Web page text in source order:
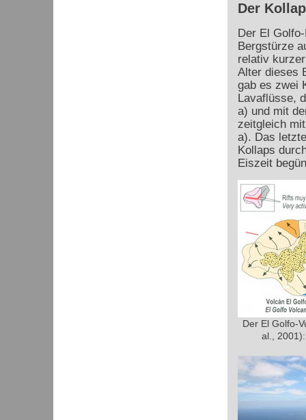
Der
Der El
Bergstürze
relativ
Alter dieses
gab es zwei
Lavaflüsse,
a) und mit
zeitgleich
a). Das
Kollaps
Eiszeit
Der El Golfo-
al.,